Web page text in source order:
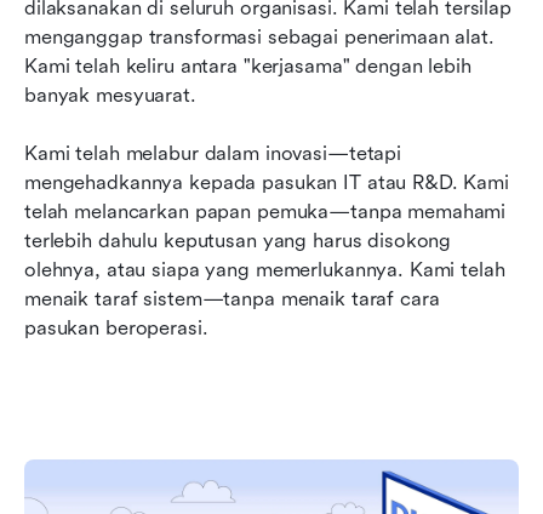
dilaksanakan di seluruh organisasi. Kami telah tersilap
menganggap transformasi sebagai penerimaan alat.
Kami telah keliru antara "kerjasama" dengan lebih
banyak mesyuarat.
Kami telah melabur dalam inovasi—tetapi
mengehadkannya kepada pasukan IT atau R&D. Kami
telah melancarkan papan pemuka—tanpa memahami
terlebih dahulu keputusan yang harus disokong
olehnya, atau siapa yang memerlukannya. Kami telah
menaik taraf sistem—tanpa menaik taraf cara
pasukan beroperasi.